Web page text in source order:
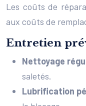
Les coûts de
aux coûts de
Entretien
Nettoyage
saletés.
Lubrification